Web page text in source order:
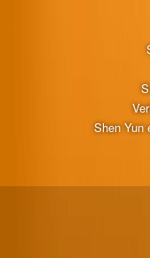
Shen Yun